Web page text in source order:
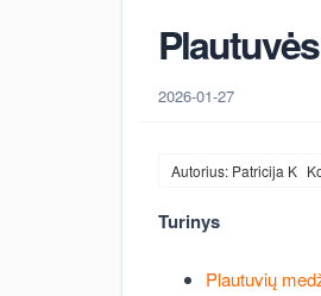
2026-01-27
Autorius: Patricija K
Turinys
Plautuvių